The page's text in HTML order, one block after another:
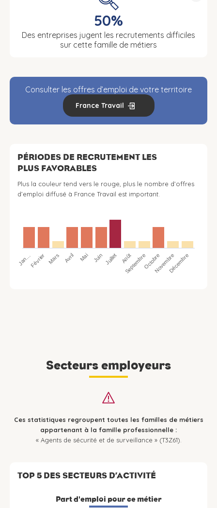
50%
Des entreprises jugent les recrutements difficiles
sur cette famille de métiers
Consulter les offres d’emploi de votre territoire
France Travail
PÉRIODES DE RECRUTEMENT LES
PLUS FAVORABLES
Plus la couleur tend vers le rouge, plus le nombre d’offres
d’emploi diffusé à France Travail est important.
Jan…Février Mars Avril Mai Juin Juillet Août
SeptembreOctobreNovembreDécembre
Secteurs employeurs
Ces statistiques regroupent toutes les familles de métiers
appartenant à la famille professionnelle :
« Agents de sécurité et de surveillance » (T3Z61).
TOP 5 DES SECTEURS D’ACTIVITÉ
Part d'emploi pour ce métier